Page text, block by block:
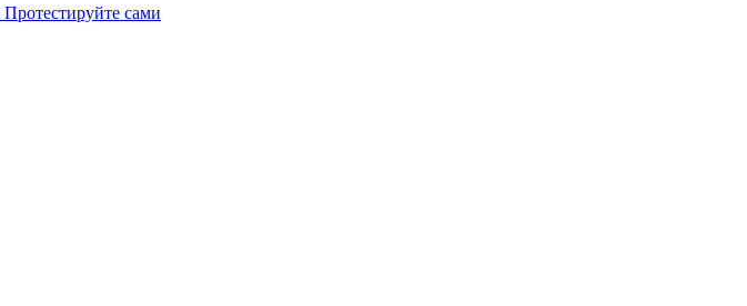
Протестируйте сами